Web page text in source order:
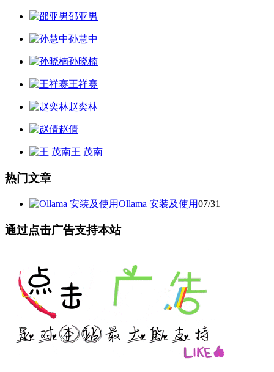
邵亚男
孙慧中
孙晓楠
王祥赛
赵奕林
赵倩
王 茂南
热门文章
Ollama 安装及使用07/31
通过点击广告支持本站